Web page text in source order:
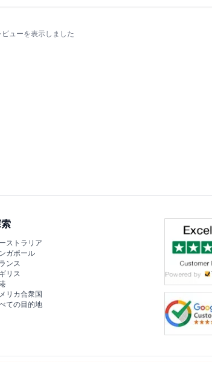
ューを表示しました
ストラリア
ガポール
ンス
リス
リカ合衆国
ての目的地